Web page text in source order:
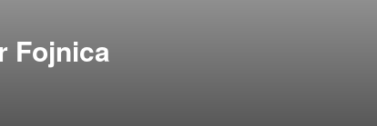
Fojnica